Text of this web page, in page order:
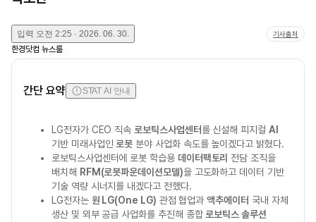
입력 오전 2:25 · 2026. 06. 30. 기사출처
한경닷컴 뉴스룸
간단 요약 STAT AI 안내
LG전자가 CEO 직속 로보틱스사업센터를 신설해 피지컬 AI
기반 미래사업인 로봇 분야 사업화 속도를 높이겠다고 밝혔다.
로보틱스사업센터에 로봇 학습용 데이터팩토리 전담 조직을
배치해 RFM(로봇파운데이션모델)을 고도화하고 데이터 기반
기술 역량 시너지를 내겠다고 전했다.
LG전자는 원 LG(One LG) 관점 협업과액추에이터 국내 자체
생산 및 외부 공급 사업화를 추진해 종합 로보틱스 솔루션